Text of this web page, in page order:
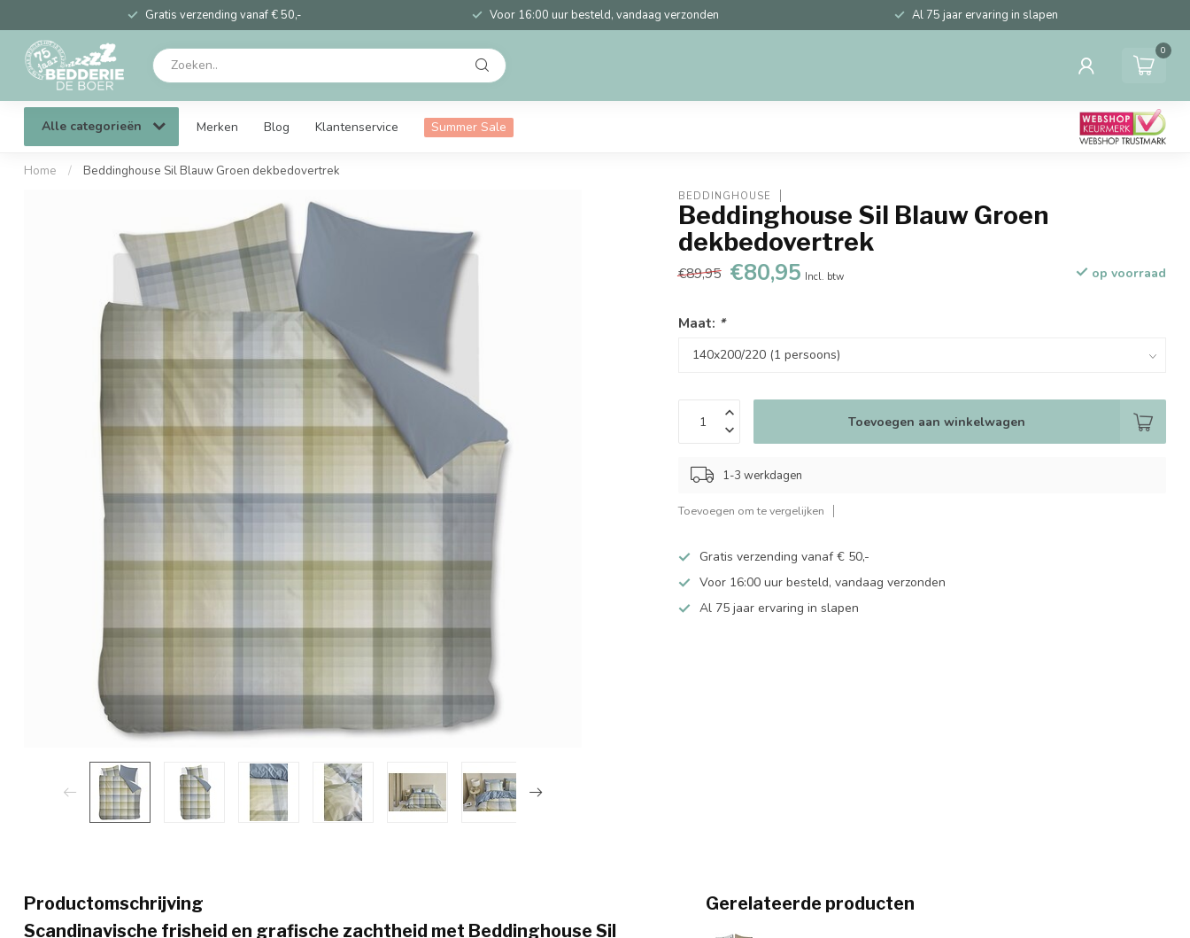
Gratis verzending vanaf € 50,- Voor 16:00 uur besteld, vandaag verzonden Al 75 jaar ervaring in slapen
0
Alle categorieën Merken Blog Klantenservice Summer Sale
Home / Beddinghouse Sil Blauw Groen dekbedovertrek
BEDDINGHOUSE
Beddinghouse Sil Blauw Groen
dekbedovertrek
€89,95 €80,95 Incl. btw op voorraad
Maat: *
Toevoegen aan winkelwagen
1-3 werkdagen
Toevoegen om te vergelijken
Gratis verzending vanaf € 50,-
Voor 16:00 uur besteld, vandaag verzonden
Al 75 jaar ervaring in slapen
Productomschrijving
Scandinavische frisheid en grafische zachtheid met Beddinghouse Sil
Gerelateerde producten